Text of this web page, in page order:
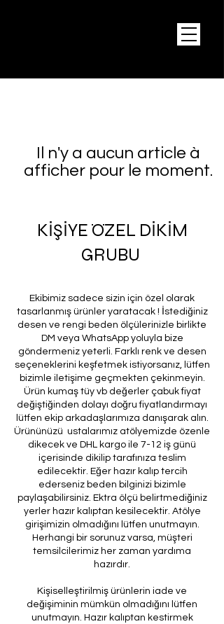
Il n'y a aucun article à
afficher pour le moment.
KİŞİYE ÖZEL DİKİM
GRUBU
Ekibimiz sadece sizin için özel olarak
tasarlanmış ürünler yaratacak ! İstediğiniz
desen ve rengi beden ölçülerinizle birlikte
DM veya WhatsApp yoluyla bize
göndermeniz yeterli. Farklı renk ve desen
seçeneklerini keşfetmek istiyorsanız, lütfen
bizimle iletişime geçmekten çekinmeyin.
Ürün kumaş tüy vb değerler çabuk fiyat
değiştiğinden dolayı doğru fiyatlandırmayı
lütfen ekip arkadaşlarımıza danışarak alın.
Ürününüzü ustalarımız atölyemizde özenle
dikecek ve DHL kargo ile 7-12 iş günü
içerisinde dikilip tarafınıza teslim
edilecektir. Eğer hazır kalıp tercih
ederseniz beden bilginizi bizimle
paylaşabilirsiniz. Ektra ölçü belirtmediğiniz
yerler hazır kalıptan kesilecektir. Atölye
girişimizin olmadığını lütfen unutmayın.
Herhangi bir sorunuz varsa, müşteri
temsilcilerimiz her zaman yardıma
hazırdır.
Kişiselleştirilmiş ürünlerin iade ve
değişiminin mümkün olmadığını lütfen
unutmayın. Hazır kalıptan kestirmek